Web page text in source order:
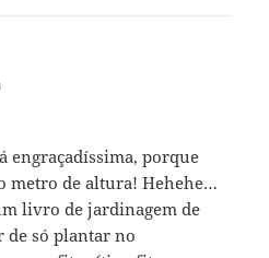
engraçadíssima, porque
metro de altura! Hehehe…
livro de jardinagem de
de só plantar no